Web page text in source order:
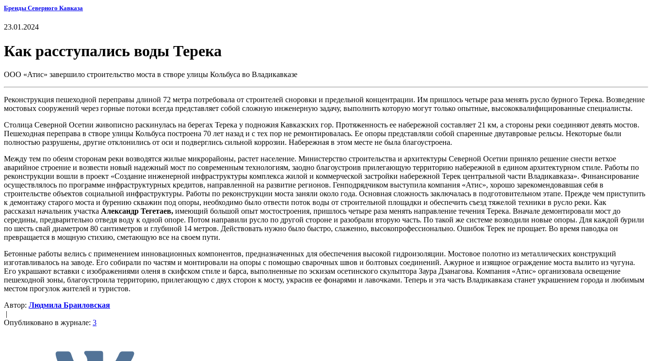
Бренды Северного Кавказа
23.01.2024
Как расступались воды Терека
ООО «Атис» завершило строительство моста в створе улицы Кольбуса во Владикавказе
Реконструкция пешеходной переправы длиной 72 метра потребовала от строителей сноровки и предельной концентрации. Им пришлось четыре раза менять русло бурного Терека. Возведение
мостовых сооружений через горные потоки всегда представляет собой сложную инженерную задачу, выполнить которую могут только опытные, высококвалифицированные специалисты.
Столица Северной Осетии живописно раскинулась на берегах Терека у подножия Кавказских гор. Протяженность ее набережной составляет 21 км, а стороны реки соединяют девять мостов.
Пешеходная переправа в створе улицы Кольбуса построена 70 лет назад и с тех пор не ремонтировалась. Ее опоры представляли собой спаренные двутавровые рельсы. Некоторые были
полностью разрушены, другие отклонились от оси и подверглись сильной коррозии. Набережная в этом месте не была благоустроена.
Между тем по обеим сторонам реки возводятся жилые микрорайоны, растет население. Министерство строительства и архитектуры Северной Осетии приняло решение снести ветхое
аварийное строение и возвести новый надежный мост по современным технологиям, заодно благоустроив прилегающую территорию набережной в едином архитектурном стиле. Работы по
реконструкции вошли в проект «Создание инженерной инфраструктуры комплекса жилой и коммерческой застройки набережной Терек центральной части Владикавказа». Финансирование
осуществлялось по программе инфраструктурных кредитов, направленной на развитие регионов. Генподрядчиком выступила компания «Атис», хорошо зарекомендовавшая себя в
строительстве объектов социальной инфраструктуры. Работы по реконструкции моста заняли около года. Основная сложность заключалась в подготовительном этапе. Прежде чем приступить
к демонтажу старого моста и бурению скважин под опоры, необходимо было отвести поток воды от строительной площадки и обеспечить съезд тяжелой техники в русло реки. Как
рассказал начальник участка Александр Тегетаев, имеющий большой опыт мостостроения, пришлось четыре раза менять направление течения Терека. Вначале демонтировали мост до
середины, предварительно отведя воду к одной опоре. Потом направили русло по другой стороне и разобрали вторую часть. По такой же системе возводили новые опоры. Для каждой бурили
по шесть свай диаметром 80 сантиметров и глубиной 14 метров. Действовать нужно было быстро, слаженно, высокопрофессионально. Ошибок Терек не прощает. Во время паводка он
превращается в мощную стихию, сметающую все на своем пути.
Бетонные работы велись с применением инновационных компонентов, предназначенных для обеспечения высокой гидроизоляции. Мостовое полотно из металлических конструкций
изготавливалось на заводе. Его собирали по частям и монтировали на опоры с помощью сварочных швов и болтовых соединений. Ажурное и изящное ограждение моста вылито из чугуна.
Его украшают вставки с изображениями оленя в скифском стиле и барса, выполненные по эскизам осетинского скульптора Заура Дзанагова. Компания «Атис» организовала освещение
пешеходной зоны, благоустроила территорию, прилегающую с двух сторон к мосту, украсив ее фонарями и лавочками. Теперь и эта часть Владикавказа станет украшением города и любимым
местом прогулок жителей и туристов.
Автор: Людмила Браиловская
|
Опубликовано в журнале: 3